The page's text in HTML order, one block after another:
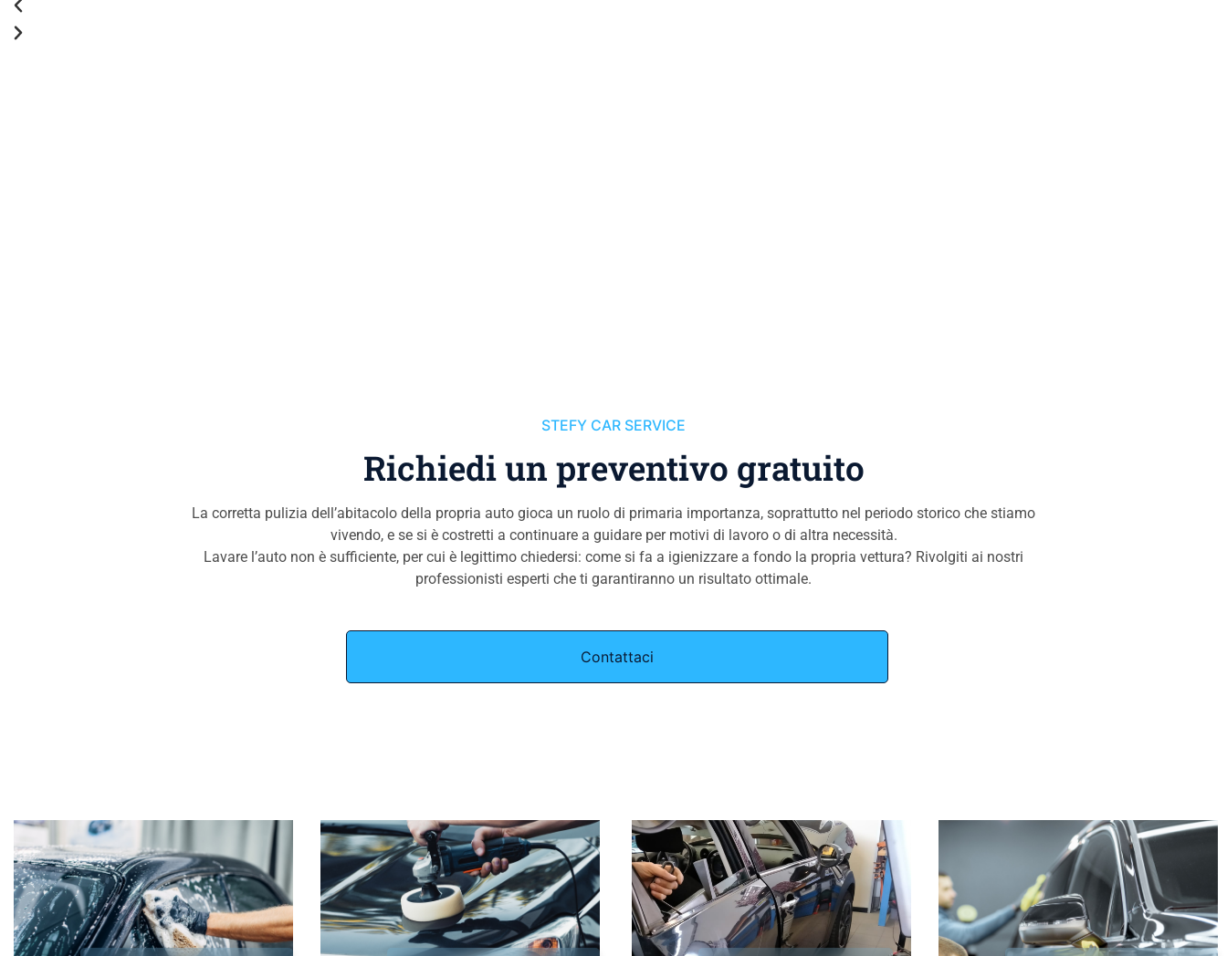
STEFY CAR SERVICE
Richiedi un preventivo gratuito
La corretta pulizia dell’abitacolo della propria auto gioca un ruolo di primaria importanza, soprattutto nel periodo storico che stiamo
vivendo, e se si è costretti a continuare a guidare per motivi di lavoro o di altra necessità.
Lavare l’auto non è sufficiente, per cui è legittimo chiedersi: come si fa a igienizzare a fondo la propria vettura? Rivolgiti ai nostri
professionisti esperti che ti garantiranno un risultato ottimale.
Contattaci